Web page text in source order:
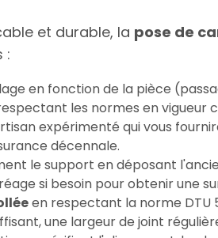
et durable, la pose de
:
en fonction de la pièce
les normes en vigueur
expérimenté qui vous
décennale.
le support en déposant
si besoin pour obtenir une
en respectant la norme DTU
une largeur de joint